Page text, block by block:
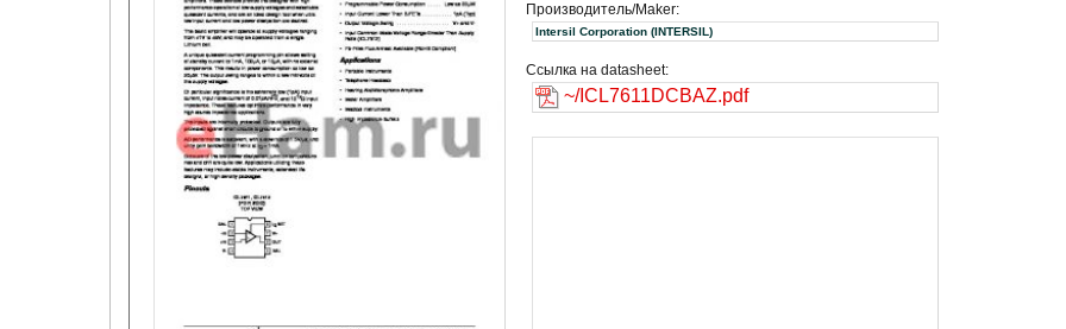
Производитель/Maker:
Intersil Corporation (INTERSIL)
Ссылка на datasheet:
~/ICL7611DCBAZ.pdf